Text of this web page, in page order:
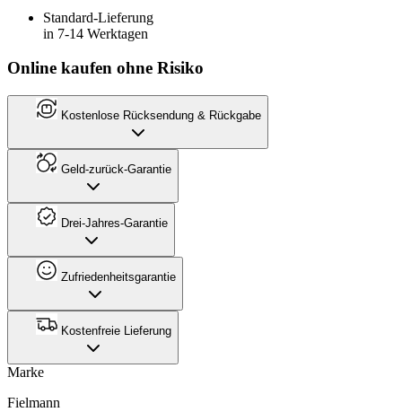
Standard-Lieferung
in 7-14 Werktagen
Online kaufen ohne Risiko
Kostenlose Rücksendung & Rückgabe
Geld-zurück-Garantie
Drei-Jahres-Garantie
Zufriedenheitsgarantie
Kostenfreie Lieferung
Marke
Fielmann